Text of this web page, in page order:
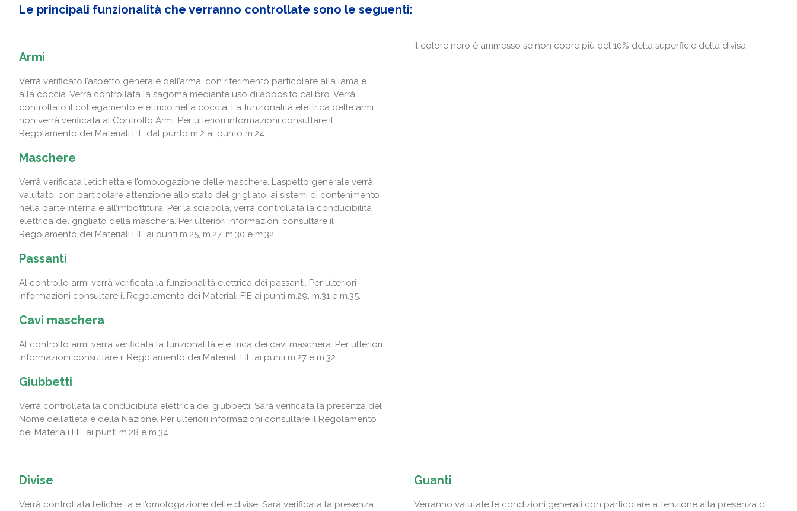
Le principali funzionalità che verranno controllate sono le seguenti:
Armi
Verrà verificato l’aspetto generale dell’arma, con riferimento particolare alla lama e
alla coccia. Verrà controllata la sagoma mediante uso di apposito calibro. Verrà
controllato il collegamento elettrico nella coccia. La funzionalità elettrica delle armi
non verrà verificata al Controllo Armi. Per ulteriori informazioni consultare il
Regolamento dei Materiali FIE dal punto m.2 al punto m.24.
Maschere
Verrà verificata l’etichetta e l’omologazione delle maschere. L’aspetto generale verrà
valutato, con particolare attenzione allo stato del grigliato, ai sistemi di contenimento
nella parte interna e all’imbottitura. Per la sciabola, verrà controllata la conducibilità
elettrica del grigliato della maschera. Per ulteriori informazioni consultare il
Regolamento dei Materiali FIE ai punti m.25, m.27, m.30 e m.32
Passanti
Al controllo armi verrà verificata la funzionalità elettrica dei passanti. Per ulteriori
informazioni consultare il Regolamento dei Materiali FIE ai punti m.29, m.31 e m.35.
Cavi maschera
Al controllo armi verrà verificata la funzionalità elettrica dei cavi maschera. Per ulteriori
informazioni consultare il Regolamento dei Materiali FIE ai punti m.27 e m.32.
Giubbetti
Verrà controllata la conducibilità elettrica dei giubbetti. Sarà verificata la presenza del
Nome dell’atleta e della Nazione. Per ulteriori informazioni consultare il Regolamento
dei Materiali FIE ai punti m.28 e m.34.
Il colore nero è ammesso se non copre più del 10% della superficie della divisa
Divise
Verrà controllata l’etichetta e l’omologazione delle divise. Sarà verificata la presenza
Guanti
Verranno valutate le condizioni generali con particolare attenzione alla presenza di